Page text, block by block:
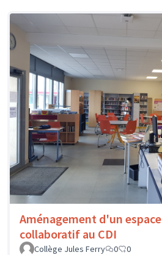
Aménagement d'un espace
collaboratif au CDI
Collège Jules Ferry
0 0